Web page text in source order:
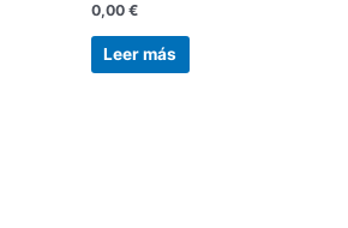
0,00 €
Leer más